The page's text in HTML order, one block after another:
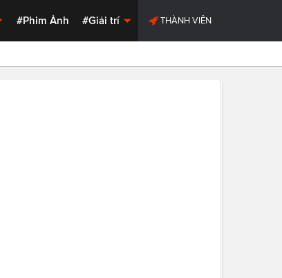
#Phim Ảnh #Giải trí THÀNH VIÊN